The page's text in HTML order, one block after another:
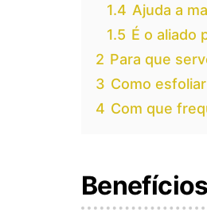
1.4 Ajuda a
1.5 É o aliado
2 Para que
3 Como
4 Com que